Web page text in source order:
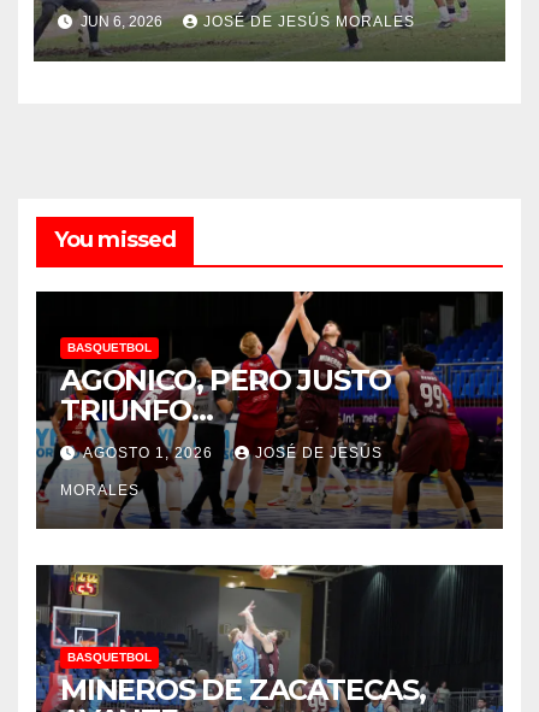
JUN 6, 2026 JOSÉ DE JESÚS MORALES
You missed
BASQUETBOL
AGONICO, PERO JUSTO
TRIUNFO…
AGOSTO 1, 2026 JOSÉ DE JESÚS
MORALES
BASQUETBOL
MINEROS DE ZACATECAS,